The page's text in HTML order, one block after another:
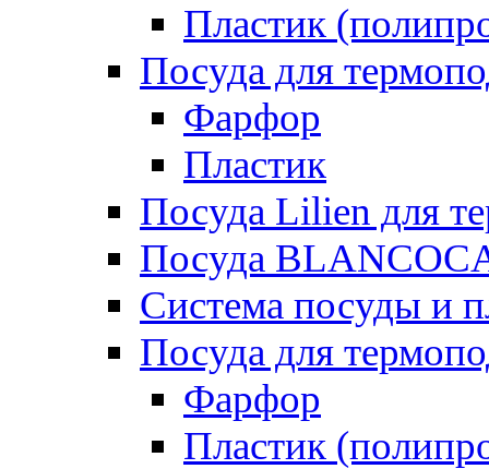
Пластик
Посуда для
Фарфор
Пластик
Посуда Lilien для
Посуда
Система посуды и
Посуда для
Фарфор
Пластик